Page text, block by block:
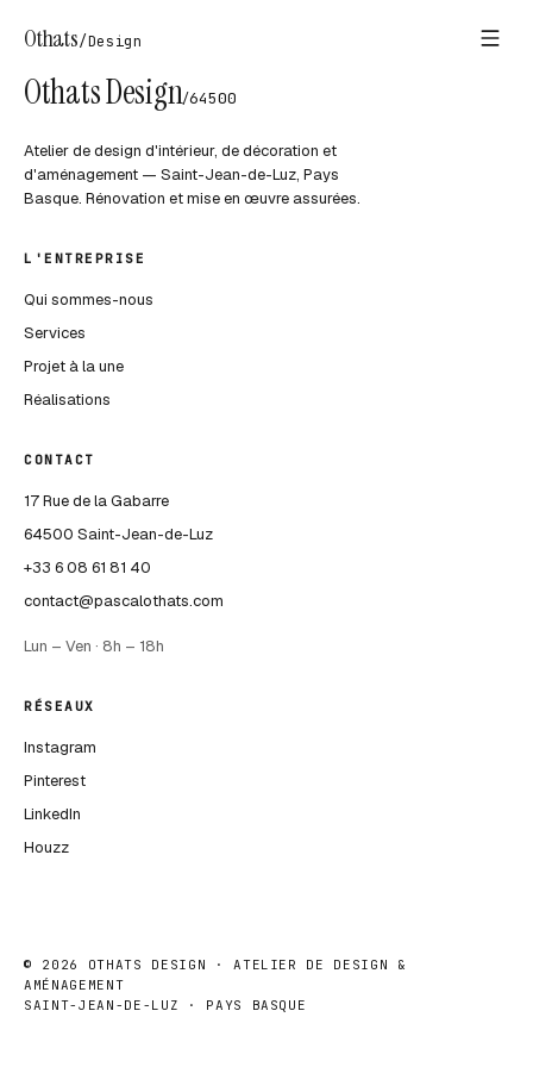
Othats/Design
Othats Design/64500
Atelier de design d'intérieur, de décoration et
d'aménagement — Saint-Jean-de-Luz, Pays
Basque. Rénovation et mise en œuvre assurées.
L'ENTREPRISE
Qui sommes-nous
Services
Projet à la une
Réalisations
CONTACT
17 Rue de la Gabarre
64500 Saint-Jean-de-Luz
+33 6 08 61 81 40
contact@pascalothats.com
Lun – Ven · 8h – 18h
RÉSEAUX
Instagram
Pinterest
LinkedIn
Houzz
© 2026
OTHATS DESIGN · ATELIER DE DESIGN &
AMÉNAGEMENT
SAINT-JEAN-DE-LUZ · PAYS BASQUE